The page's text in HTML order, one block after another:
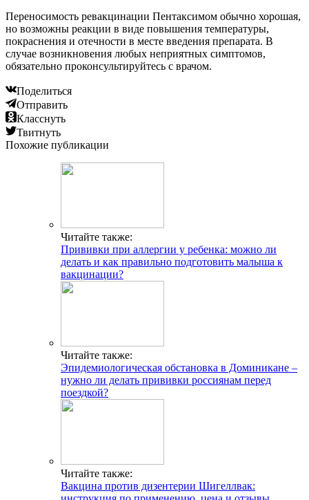
Переносимость ревакцинации Пентаксимом обычно хорошая,
но возможны реакции в виде повышения температуры,
покраснения и отечности в месте введения препарата. В
случае возникновения любых неприятных симптомов,
обязательно проконсультируйтесь с врачом.
Поделиться
Отправить
Класснуть
Твитнуть
Похожие публикации
Читайте также:
Прививки при аллергии у ребенка: можно ли
делать и как правильно подготовить малыша к
вакцинации?
Читайте также:
Эпидемиологическая обстановка в Доминикане –
нужно ли делать прививки россиянам перед
поездкой?
Читайте также:
Вакцина против дизентерии Шигеллвак: